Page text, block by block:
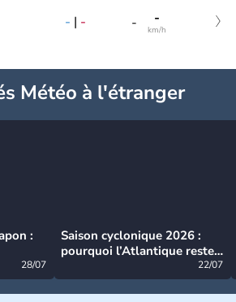
- | - - -
km/h
Météo à l'étranger
:
28/07
Saison cyclonique 2026 :
pourquoi l’Atlantique reste
22/07